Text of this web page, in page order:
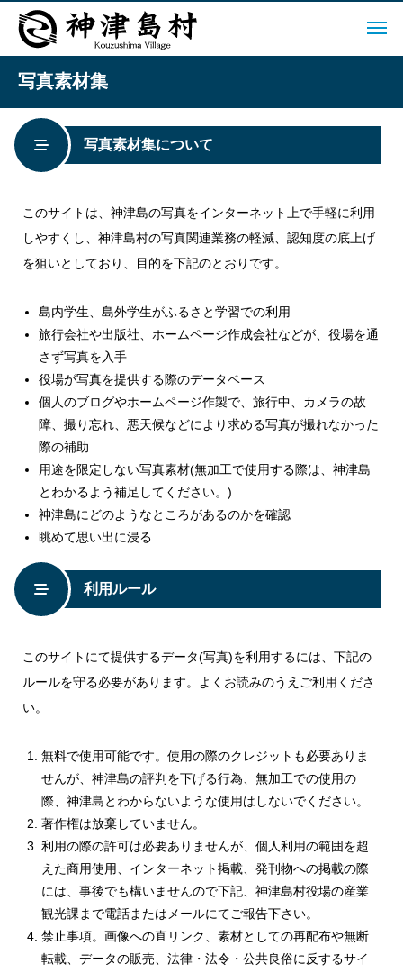
写真素材集
写真素材集について
このサイトは、神津島の写真をインターネット上で手軽に利用
しやすくし、神津島村の写真関連業務の軽減、認知度の底上げ
を狙いとしており、目的を下記のとおりです。
島内学生、島外学生がふるさと学習での利用
旅行会社や出版社、ホームページ作成会社などが、役場を通
さず写真を入手
役場が写真を提供する際のデータベース
個人のブログやホームページ作製で、旅行中、カメラの故
障、撮り忘れ、悪天候などにより求める写真が撮れなかった
際の補助
用途を限定しない写真素材(無加工で使用する際は、神津島
とわかるよう補足してください。)
神津島にどのようなところがあるのかを確認
眺めて思い出に浸る
利用ルール
このサイトにて提供するデータ(写真)を利用するには、下記の
ルールを守る必要があります。よくお読みのうえご利用くださ
い。
無料で使用可能です。使用の際のクレジットも必要ありま
せんが、神津島の評判を下げる行為、無加工での使用の
際、神津島とわからないような使用はしないでください。
著作権は放棄していません。
利用の際の許可は必要ありませんが、個人利用の範囲を超
えた商用使用、インターネット掲載、発刊物への掲載の際
には、事後でも構いませんので下記、神津島村役場の産業
観光課まで電話またはメールにてご報告下さい。
禁止事項。画像への直リンク、素材としての再配布や無断
転載、データの販売、法律・法令・公共良俗に反するサイ